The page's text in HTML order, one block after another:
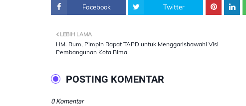
Facebook Twitter
LEBIH LAMA
HM. Rum, Pimpin Rapat TAPD untuk Menggarisbawahi Visi
Pembangunan Kota Bima
POSTING KOMENTAR
0 Komentar